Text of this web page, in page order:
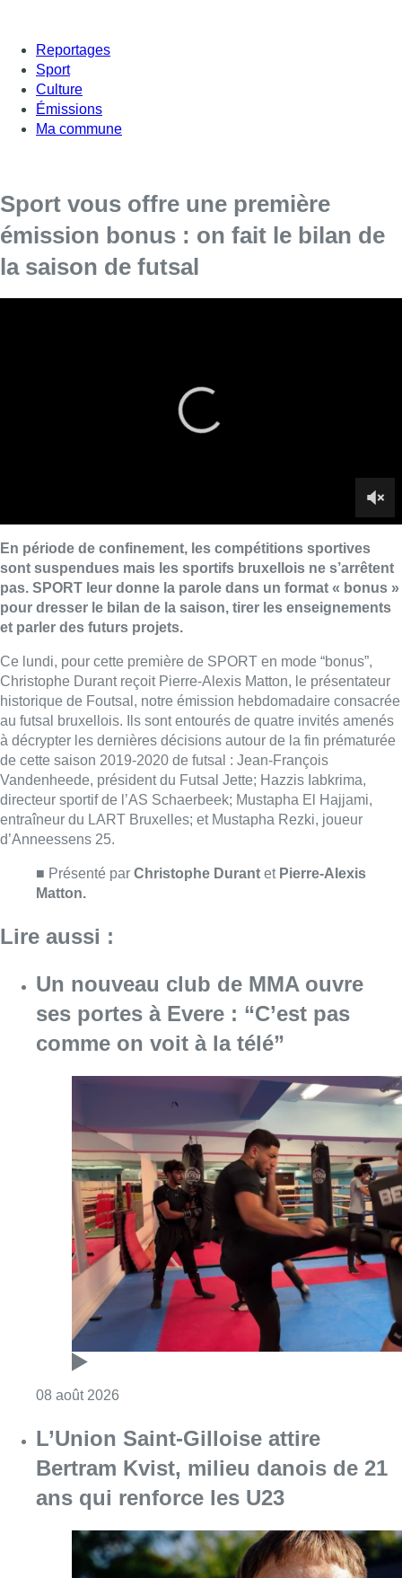
Reportages
Sport
Culture
Émissions
Ma commune
Sport vous offre une première
émission bonus : on fait le bilan de
la saison de futsal
Ce lundi, pour cette première de SPORT en mode “bonus”,
au futsal bruxellois. Ils sont entourés de quatre invités amenés
à décrypter les dernières décisions autour de la fin prématurée
Vandenheede, président du Futsal Jette; Hazzis Iabkrima,
directeur sportif de l’AS Schaerbeek; Mustapha El Hajjami,
entraîneur du LART Bruxelles; et Mustapha Rezki, joueur
d’Anneessens 25.
■ Présenté parChristophe Durant
Matton.
Lire aussi :
Un nouveau club de MMA ouvre
ses portes à Evere : “C’est pas
comme on voit à la télé”
08 août 2026Consulter l'article "Un nouveau club de
L’Union Saint-Gilloise attire
Bertram Kvist, milieu danois de 21
ans qui renforce les U23